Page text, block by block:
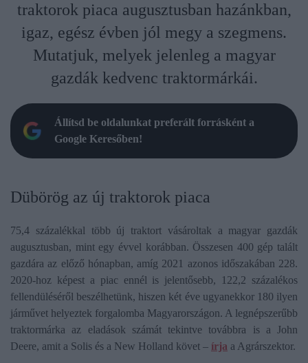
traktorok piaca augusztusban hazánkban,
igaz, egész évben jól megy a szegmens.
Mutatjuk, melyek jelenleg a magyar
gazdák kedvenc traktormárkái.
Állítsd be oldalunkat preferált forrásként a
Google Keresőben!
Dübörög az új traktorok piaca
75,4 százalékkal több új traktort vásároltak a magyar gazdák
augusztusban, mint egy évvel korábban. Összesen 400 gép talált
gazdára az előző hónapban, amíg 2021 azonos időszakában 228.
2020-hoz képest a piac ennél is jelentősebb, 122,2 százalékos
fellendüléséről beszélhetünk, hiszen két éve ugyanekkor 180 ilyen
járművet helyeztek forgalomba Magyarországon. A legnépszerűbb
traktormárka az eladások számát tekintve továbbra is a John
Deere, amit a Solis és a New Holland követ – írja a Agrárszektor.